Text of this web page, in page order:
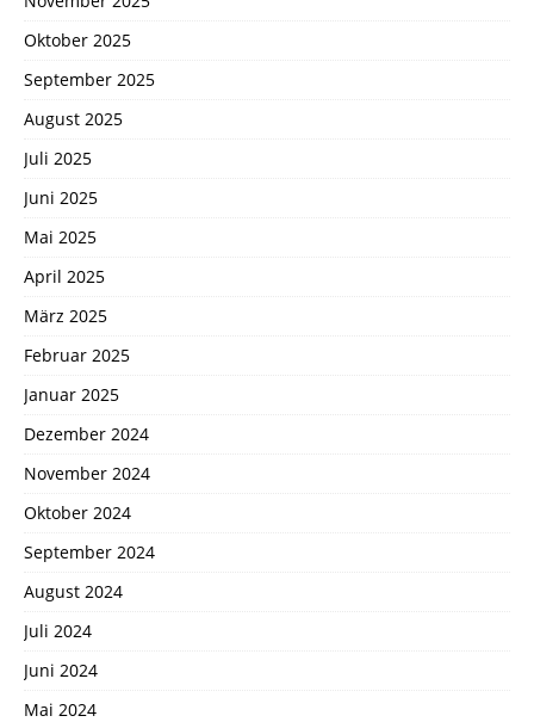
Oktober 2025
September 2025
August 2025
Juli 2025
Juni 2025
Mai 2025
April 2025
März 2025
Februar 2025
Januar 2025
Dezember 2024
November 2024
Oktober 2024
September 2024
August 2024
Juli 2024
Juni 2024
Mai 2024